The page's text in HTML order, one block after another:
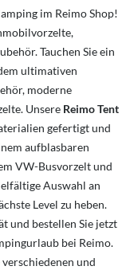
im Reimo Shop!
Tauchen Sie ein
ultimativen
moderne
Unsere Reimo Tent
gefertigt und
aufblasbaren
VW-Busvorzelt und
Auswahl an
Level zu heben.
und bestellen Sie jetzt
bei Reimo.
und